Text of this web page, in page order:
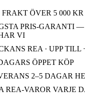
ÖVER 5 000 KR
PRIS-GARANTI —
VI
REA · UPP TILL
ÖPPET KÖP
2–5 DAGAR
REA-VAROR VARJE